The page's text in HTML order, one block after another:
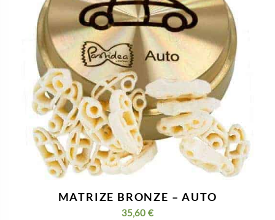
MATRIZE BRONZE – AUTO
35,60 €